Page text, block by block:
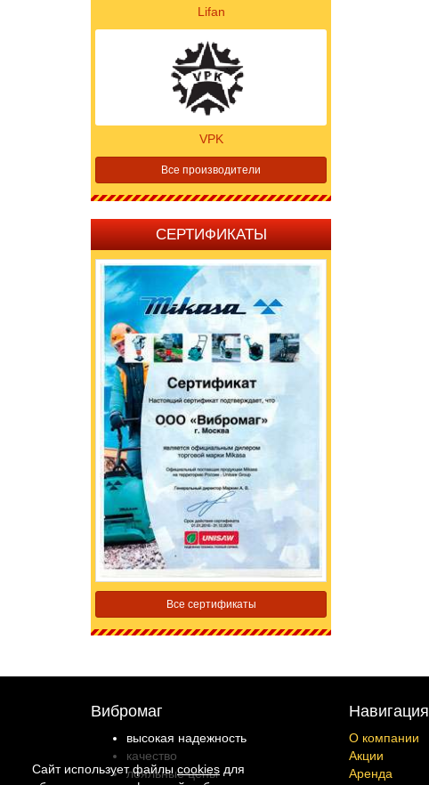
Lifan
VPK
Все производители
СЕРТИФИКАТЫ
Все сертификаты
Вибромаг
высокая надежность
качество
лояльные цены
Навигация
О компании
Акции
Аренда
Сайт использует файлыcookies для